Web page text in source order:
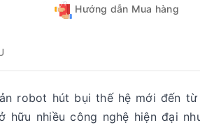
Hướng dẫn Mua hàng
robot hút bụi thế hệ mới đến
hữu nhiều công nghệ hiện đại